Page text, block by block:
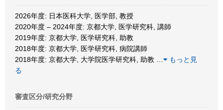
2026年度: 日本医科大学, 医学部, 教授
2020年度 – 2024年度: 京都大学, 医学研究科, 講師
2019年度: 京都大学, 医学研究科, 助教
2018年度: 京都大学, 医学研究科, 病院講師
2018年度: 京都大学, 大学院医学研究科, 助教
もっと見
る
審査区分/研究分野